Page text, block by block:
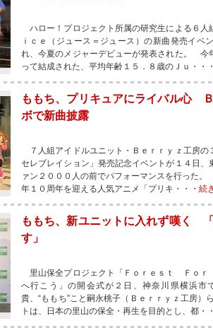
ハロー！プロジェクト所属の研究生による６人
ｉｃｅ（ジュース＝ジュース）の新曲発売イベ
れ、今夏のメジャーデビューが発表された。 今
って結成された、平均年齢１５．８歳のＪｕ・・・
ももち、プリキュアにライバル心
ボで新曲披露
７人組アイドルユニット・Ｂｅｒｒｙｚ工房
セレブレイション」発売記念イベントが１４日、
ァン２０００人の前でパフォーマンスを行った
年１０周年を迎える人気アニメ「プリキ・・・ 続
ももち、新ユニットに入れず嘆く
す」
里山保全プロジェクト「Ｆｏｒｅｓｔ Ｆｏ
へ行こう」の開会式が２日、神奈川県横浜市
貴、“ももち”こと嗣永桃子（Ｂｅｒｒｙｚ工房
トは、日本の里山の保全・再生を目的とし、都・